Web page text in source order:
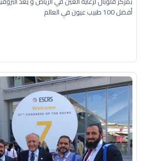
أفضل 100 طبيب عيون في العالم